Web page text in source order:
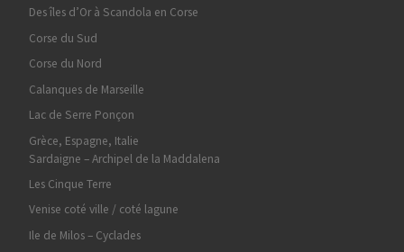
Des îles d’Or à Scandola en Corse
Corse du Sud
Corse du Nord
Calanques de Marseille
Lac de Serre Ponçon
Grèce, Espagne, Italie
Sardaigne – Archipel de la Maddalena
Les Cinque Terre
Venise coté ville / coté lagune
Ile de Milos – Cyclades